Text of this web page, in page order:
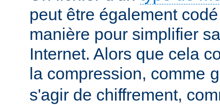
peut être également
manière pour simplifier
Internet. Alors que cela
la compression, comme
s'agir de chiffrement,